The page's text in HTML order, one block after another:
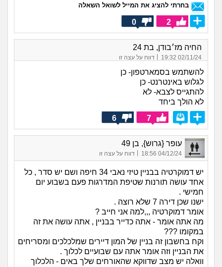
בחרתי להציג את המייל לשואל השאלה
2
0
החיה מז׳בודן, בת 24
02/11/24 19:32 דווח על עצה זו
להשתמש בסמארטפון- כן
לגלוש באינטרנט- כן
להתגייס לצבא- לא
לא הולך ביחד
7
6
עופר {גרוש}, בן 49
04/12/24 18:56 דווח על עצה זו
יש דמוקרטיה בבניין טיזי נאבי 34 חיפה ושם יש סדר , כל
אחד עושה תורנות שטיפת המדרגות פעם בשבוע יום
חמישי .
ישנו שכן דירה 7 שלא רוצה .
אומר דמוקרטיה ,,,למה אני חייב ?
מה אתה אומר - אתה כדייר בבניין , אתה עושה את זה
במקומו ???
וקח בחשבון זה בניין של המון דיירים שמלכלכים ומסריחים
את הבניין וזה אומר אתה עם שבועיים לכלוך .
וואלה יש מצב שדווקא שהאורחים שלך באים - הלכלוך